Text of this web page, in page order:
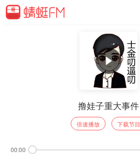
撸娃子重大事件
倍速播放 下载节目
00:00